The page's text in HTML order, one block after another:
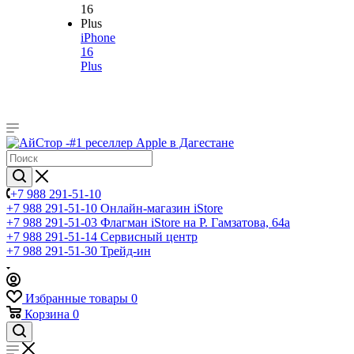
iPhone
16
Plus
+7 988 291-51-10
+7 988 291-51-10 Онлайн-магазин iStore
+7 988 291-51-03 Флагман iStore на Р. Гамзатова, 64а
+7 988 291-51-14 Сервисный центр
+7 988 291-51-30 Трейд-ин
Избранные товары 0
Корзина 0